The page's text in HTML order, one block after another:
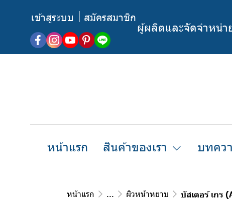
เข้าสู่ระบบ สมัครสมาชิก
ผู้ผลิตและจัดจำหน่า
หน้าแรก สินค้าของเรา บทคว
หน้าแรก ... ผิวหน้าหยาบ บัสเตอร์ เกร